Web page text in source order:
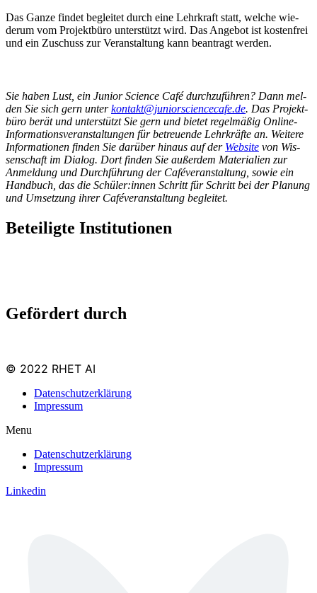
Das Gan­ze fin­det beglei­tet durch eine Lehr­kraft statt, wel­che wie­
der­um vom Pro­jekt­bü­ro unter­stützt wird. Das Ange­bot ist kos­ten­frei
und ein Zuschuss zur Ver­an­stal­tung kann bean­tragt werden.
Sie haben Lust, ein Juni­or Sci­ence Café durch­zu­füh­ren? Dann mel­
den Sie sich gern unterkontakt@juniorsciencecafe.de. Das Pro­jekt­
bü­ro berät und unter­stützt Sie gern und bie­tet regel­mä­ßig Online-
Infor­ma­ti­ons­ver­an­stal­tun­gen für betreu­en­de Lehr­kräf­te an. Wei­te­re
Infor­ma­tio­nen fin­den Sie dar­über hin­aus auf der Web­site von Wis­
sen­schaft im Dia­log. Dort fin­den Sie außer­dem Mate­ria­li­en zur
Anmel­dung und Durch­füh­rung der Café­ver­an­stal­tung, sowie ein
Hand­buch, das die Schüler:innen Schritt für Schritt bei der Pla­nung
und Umset­zung ihrer Café­ver­an­stal­tung begleitet.
Beteiligte Institutionen
Gefördert durch
© 2022 RHET AI
Datenschutzerklärung
Impressum
Menu
Datenschutzerklärung
Impressum
Linkedin